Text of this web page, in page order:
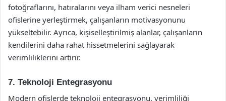
fotoğraflarını, hatıralarını veya ilham verici nesneleri
ofislerine yerleştirmek, çalışanların motivasyonunu
yükseltebilir. Ayrıca, kişiselleştirilmiş alanlar, çalışanların
kendilerini daha rahat hissetmelerini sağlayarak
verimliliklerini artırır.
7. Teknoloji Entegrasyonu
Modern ofislerde teknoloji entegrasyonu, verimliliği